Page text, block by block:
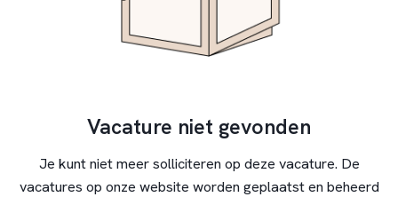
Vacature niet gevonden
Je kunt niet meer solliciteren op deze vacature. De
vacatures op onze website worden geplaatst en beheerd